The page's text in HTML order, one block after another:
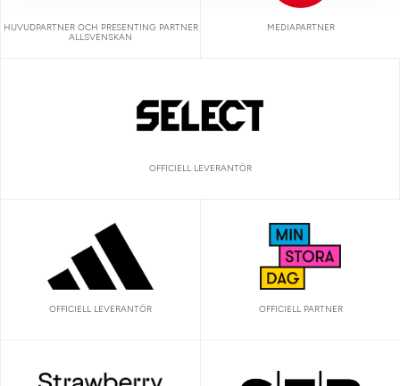
HUVUDPARTNER OCH PRESENTING PARTNER
ALLSVENSKAN
MEDIAPARTNER
OFFICIELL LEVERANTÖR
OFFICIELL LEVERANTÖR OFFICIELL PARTNER